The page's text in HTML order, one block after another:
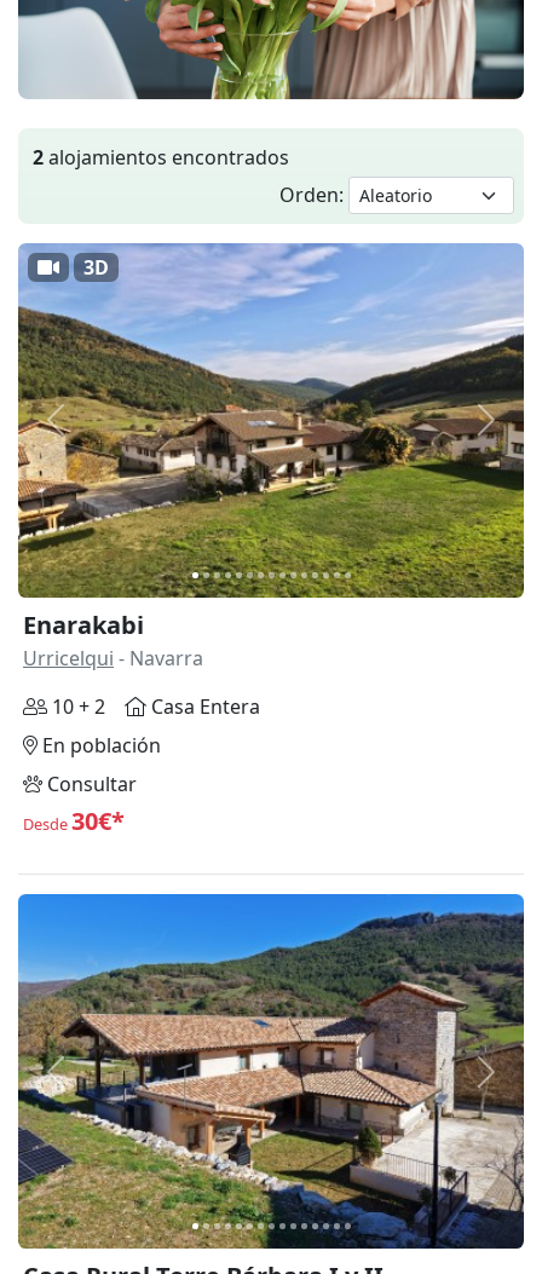
2alojamientos encontrados
Orden:
Anterior
3D
Enarakabi
Urricelqui - Navarra
10 + 2
Casa Entera
En población
Consultar
Desde30€*
Anterior